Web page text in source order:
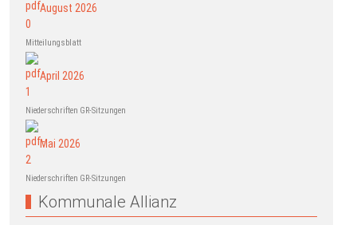
August 2026
Mitteilungsblatt
April 2026
Niederschriften GR-Sitzungen
Mai 2026
Niederschriften GR-Sitzungen
Kommunale Allianz